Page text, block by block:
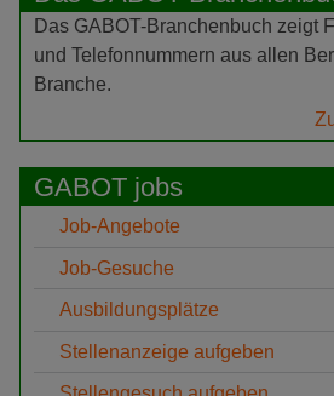
Das GABOT-Branchenbuch zeigt
und Telefonnummern aus allen
Branche.
GABOT jobs
Job-Angebote
Job-Gesuche
Ausbildungsplätze
Stellenanzeige aufgeben